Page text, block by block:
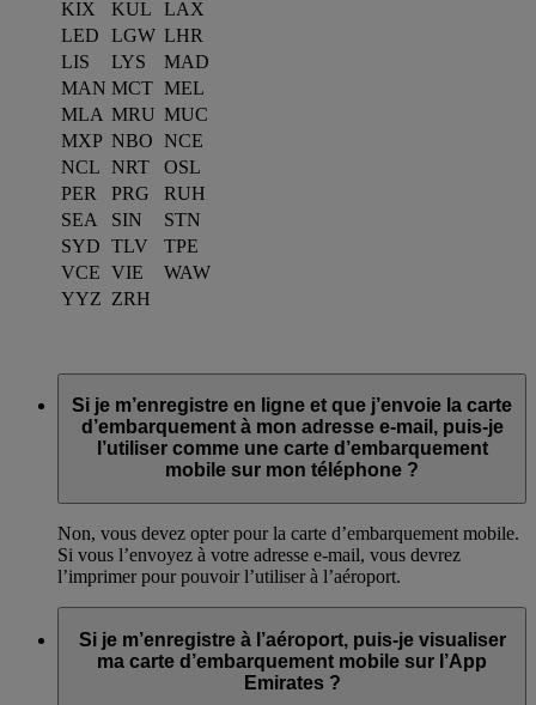
KIX
KUL
LAX
LED
LGW LHR
LIS
LYS
MAD
MAN MCT MEL
MLA MRU MUC
MXP NBO NCE
NCL NRT
OSL
PER
PRG
RUH
SEA
SIN
STN
SYD TLV
TPE
VCE VIE
WAW
YYZ ZRH
Si je m’enregistre en ligne et que j’envoie la carte
d’embarquement à mon adresse e-mail, puis-je
l’utiliser comme une carte d’embarquement
mobile sur mon téléphone ?
Non, vous devez opter pour la carte d’embarquement mobile.
Si vous l’envoyez à votre adresse e-mail, vous devrez
l’imprimer pour pouvoir l’utiliser à l’aéroport.
Si je m’enregistre à l’aéroport, puis-je visualiser
ma carte d’embarquement mobile sur l’App
Emirates ?